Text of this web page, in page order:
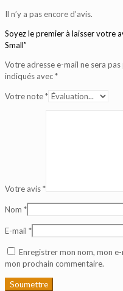
Il n’y a pas encore d’avis.
Soyez le premier à laisser votre
Small”
Votre adresse e-mail ne sera pas
indiqués avec*
Votre note*
Votre avis*
Nom *
E-mail *
Enregistrer mon nom, mon
mon prochain commentaire.